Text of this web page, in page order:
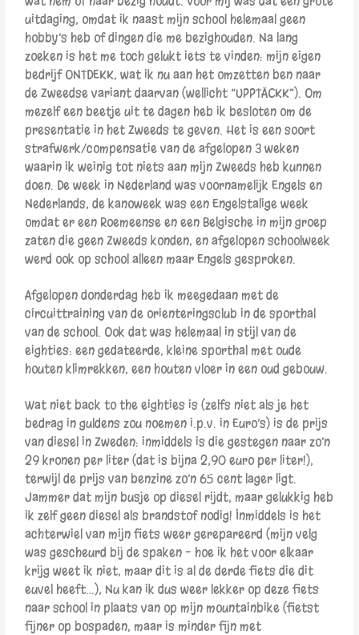
uitdaging, omdat ik naast mijn school helemaal geen
hobby’s heb of dingen die me bezighouden. Na lang
zoeken is het me toch gelukt iets te vinden: mijn eigen
bedrijf ONTDEKK, wat ik nu aan het omzetten ben naar
de Zweedse variant daarvan (wellicht “UPPTÄCKK”). Om
mezelf een beetje uit te dagen heb ik besloten om de
presentatie in het Zweeds te geven. Het is een soort
strafwerk/compensatie van de afgelopen 3 weken
waarin ik weinig tot niets aan mijn Zweeds heb kunnen
doen. De week in Nederland was voornamelijk Engels en
Nederlands, de kanoweek was een Engelstalige week
omdat er een Roemeense en een Belgische in mijn groep
zaten die geen Zweeds konden, en afgelopen schoolweek
werd ook op school alleen maar Engels gesproken.
Afgelopen donderdag heb ik meegedaan met de
circuittraining van de orienteringsclub in de sporthal
van de school. Ook dat was helemaal in stijl van de
eighties: een gedateerde, kleine sporthal met oude
houten klimrekken, een houten vloer in een oud gebouw.
Wat niet back to the eighties is (zelfs niet als je het
bedrag in guldens zou noemen i.p.v. in Euro’s) is de prijs
van diesel in Zweden: inmiddels is die gestegen naar zo’n
29 kronen per liter (dat is bijna 2,90 euro per liter!),
terwijl de prijs van benzine zo’n 65 cent lager ligt.
Jammer dat mijn busje op diesel rijdt, maar gelukkig heb
ik zelf geen diesel als brandstof nodig! Inmiddels is het
achterwiel van mijn fiets weer gerepareerd (mijn velg
was gescheurd bij de spaken – hoe ik het voor elkaar
krijg weet ik niet, maar dit is al de derde fiets die dit
euvel heeft…), Nu kan ik dus weer lekker op deze fiets
naar school in plaats van op mijn mountainbike (fietst
fijner op bospaden, maar is minder fijn met